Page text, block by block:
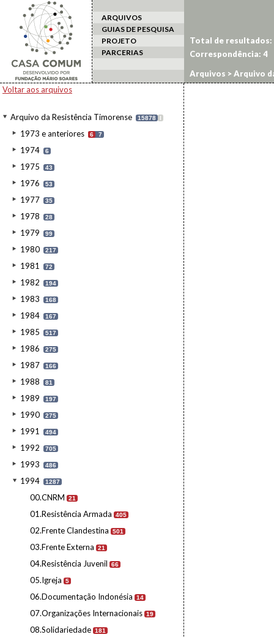
ARQUIVOS
GUIAS DE PESQUISA
PROJETO
PARCERIAS
Voltar aos arquivos
Arquivo da Resistência Timorense 15878 I
1973 e anteriores 6 7
1974 6
1975 43
1976 53
1977 35
1978 28
1979 99
1980 217
1981 72
1982 194
1983 168
1984 167
1985 517
1986 275
1987 166
1988 81
1989 197
1990 275
1991 494
1992 705
1993 486
1994 1287
00.CNRM 21
01.Resistência Armada 405
02.Frente Clandestina 501
03.Frente Externa 21
04.Resistência Juvenil 66
05.Igreja 5
06.Documentação Indonésia 14
07.Organizações Internacionais 19
08.Solidariedade 181
Total de resultados:
Correspondência: 4
Arquivos >Arquivo